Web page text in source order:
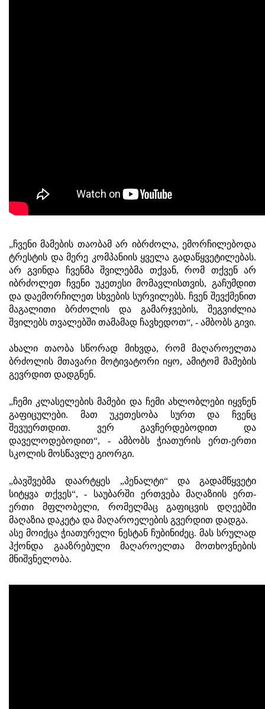
„ჩვენი მამების თაობამ არ იბრძოლა, ემორჩილებოდა
ტრესტის და მერე კომპანიის ყველა გადაწყვეტილებას.
არ გვინდა ჩვენმა შვილებმა თქვან, რომ თქვენ არ
იბრძოლეთ ჩვენი უკეთესი მომავლისთვის, გაჩუმდით
და დაემორჩილეთ სხვების სურვილებს. ჩვენ შევქმენით
მაგალითი ბრძოლის და გამარჯვების, შეგვიძლია
შვილებს თვალებში თამამად ჩავხედოთ“, - ამბობს გივი.
ახალი თაობა სწორად მიხვდა, რომ მაღაროელთა
ბრძოლის მთავარი მოტივატორი იყო, ამიტომ მამების
გევრდით დადგნენ.
„ჩემი კლასელების მამები და ჩემი ახლობლები იყვნენ
გაფიცულები. მათ უკეთესობა სურთ და ჩვენც
შევუერთდით. ვერ გავჩერდებოდით და
დაველოდებოდით“, - ამბობს ჭიათურის ერთ-ერთი
სკოლის მოსწავლე გიორგი.
„ბავშვებმა დაარტყეს „პენალტი“ და გადამწყვეტი
სიტყვა თქვეს“, - საუბარში ერთვება მაღაზიის ერთ-
ერთი მფლობელი, რომელმაც გაფიცვის დღეებში
მაღაზია დაკეტა და მაღაროელების გვერდით დადგა.
ასე მოიქცა ჭიათურელი ნესტან ჩუბინიძეც. მას სრულად
ჰქონდა გააზრებული მაღაროელთა მოთხოვნების
მნიშვნელობა.